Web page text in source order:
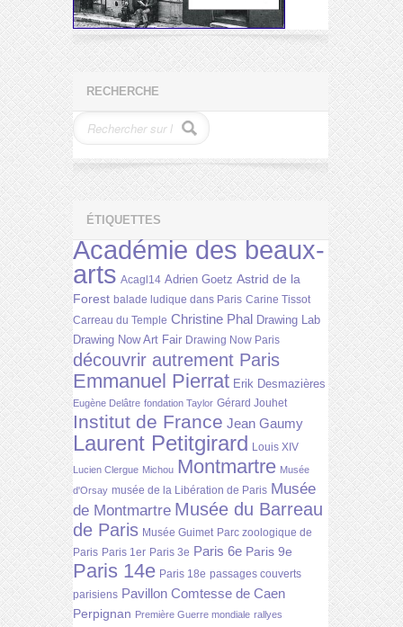
RECHERCHE
ÉTIQUETTES
Académie des beaux-
arts Acagl14 Adrien Goetz Astrid de la
Forest balade ludique dans Paris Carine Tissot
Carreau du Temple Christine Phal Drawing Lab
Drawing Now Art Fair Drawing Now Paris
découvrir autrement Paris
Emmanuel Pierrat Erik Desmazières
Eugène Delâtre fondation Taylor Gérard Jouhet
Institut de France Jean Gaumy
Laurent Petitgirard Louis XIV
Lucien Clergue Michou Montmartre Musée
d'Orsay musée de la Libération de Paris Musée
de Montmartre Musée du Barreau
de Paris Musée Guimet Parc zoologique de
Paris Paris 1er Paris 3e Paris 6e Paris 9e
Paris 14e Paris 18e passages couverts
parisiens Pavillon Comtesse de Caen
Perpignan Première Guerre mondiale rallyes